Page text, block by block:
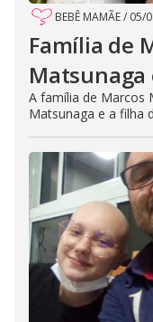
BEBÊ MAMÃE/ 05/
Família de
Matsunaga
A família de Marcos
Matsunaga e a filha